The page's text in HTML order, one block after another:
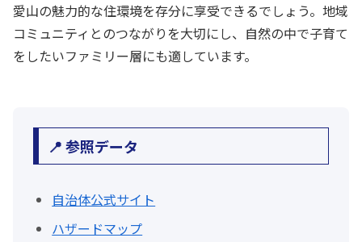
愛山の魅力的な住環境を存分に享受できるでしょう。地域
コミュニティとのつながりを大切にし、自然の中で子育て
をしたいファミリー層にも適しています。
📍 参照データ
自治体公式サイト
ハザードマップ